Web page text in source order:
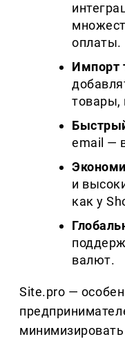
оплаты.
Импорт
товары,
email —
и
как у
валют.
Site.pro —